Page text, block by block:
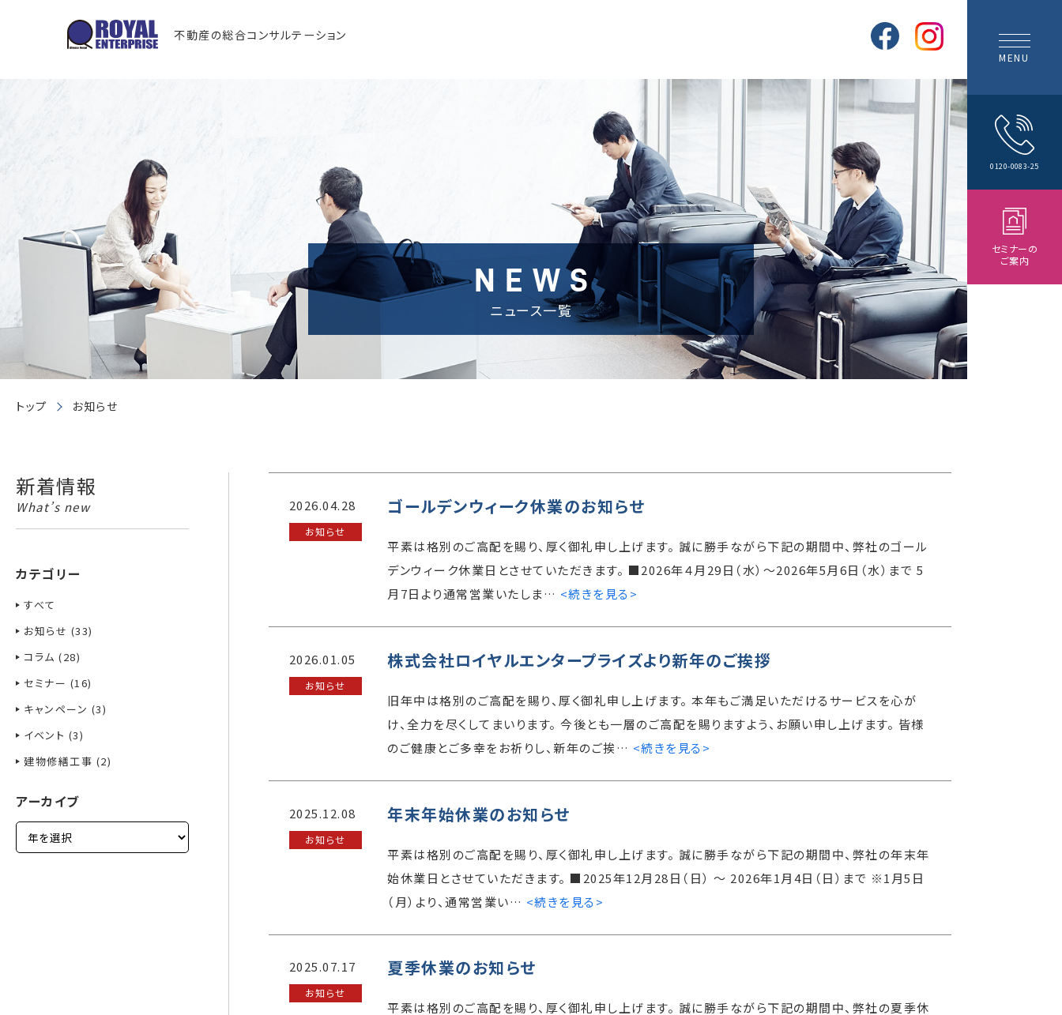
MENU
0120-0083-25
セミナーの
ご案内
不動産の総合コンサルテーション
NEWS
ニュース一覧
トップ お知らせ
新着情報
What’s new
カテゴリー
すべて
お知らせ (33)
コラム (28)
セミナー (16)
キャンペーン (3)
イベント (3)
建物修繕工事 (2)
アーカイブ
2026.04.28
お知らせ
ゴールデンウィーク休業のお知らせ
平素は格別のご高配を賜り、厚く御礼申し上げます。 誠に勝手ながら下記の期間中、弊社のゴール
デンウィーク休業日とさせていただきます。 ■2026年４月29日（水）〜2026年5月6日（水）まで 5
月7日より通常営業いたしま… <続きを見る>
2026.01.05
お知らせ
株式会社ロイヤルエンタープライズより新年のご挨拶
旧年中は格別のご高配を賜り、厚く御礼申し上げます。 本年もご満足いただけるサービスを心が
け、全力を尽くしてまいります。 今後とも一層のご高配を賜りますよう、お願い申し上げます。 皆様
のご健康とご多幸をお祈りし、新年のご挨… <続きを見る>
2025.12.08
お知らせ
年末年始休業のお知らせ
平素は格別のご高配を賜り、厚く御礼申し上げます。 誠に勝手ながら下記の期間中、弊社の年末年
始休業日とさせていただきます。 ■2025年12月28日（日） 〜 2026年1月4日（日）まで ※1月5日
（月）より、通常営業い… <続きを見る>
2025.07.17
お知らせ
夏季休業のお知らせ
平素は格別のご高配を賜り、厚く御礼申し上げます。 誠に勝手ながら下記の期間中、弊社の夏季休